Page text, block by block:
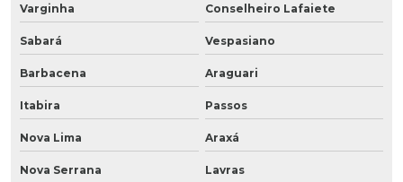
Varginha Conselheiro Lafaiete
Sabará Vespasiano
Barbacena Araguari
Itabira Passos
Nova Lima Araxá
Nova Serrana Lavras